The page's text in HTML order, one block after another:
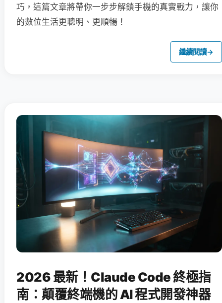
巧，這篇文章將帶你一步步解鎖手機的真實戰力，讓你
的數位生活更聰明、更順暢！
繼續閱讀→
2026 最新！Claude Code 終極指
南：顛覆終端機的 AI 程式開發神器